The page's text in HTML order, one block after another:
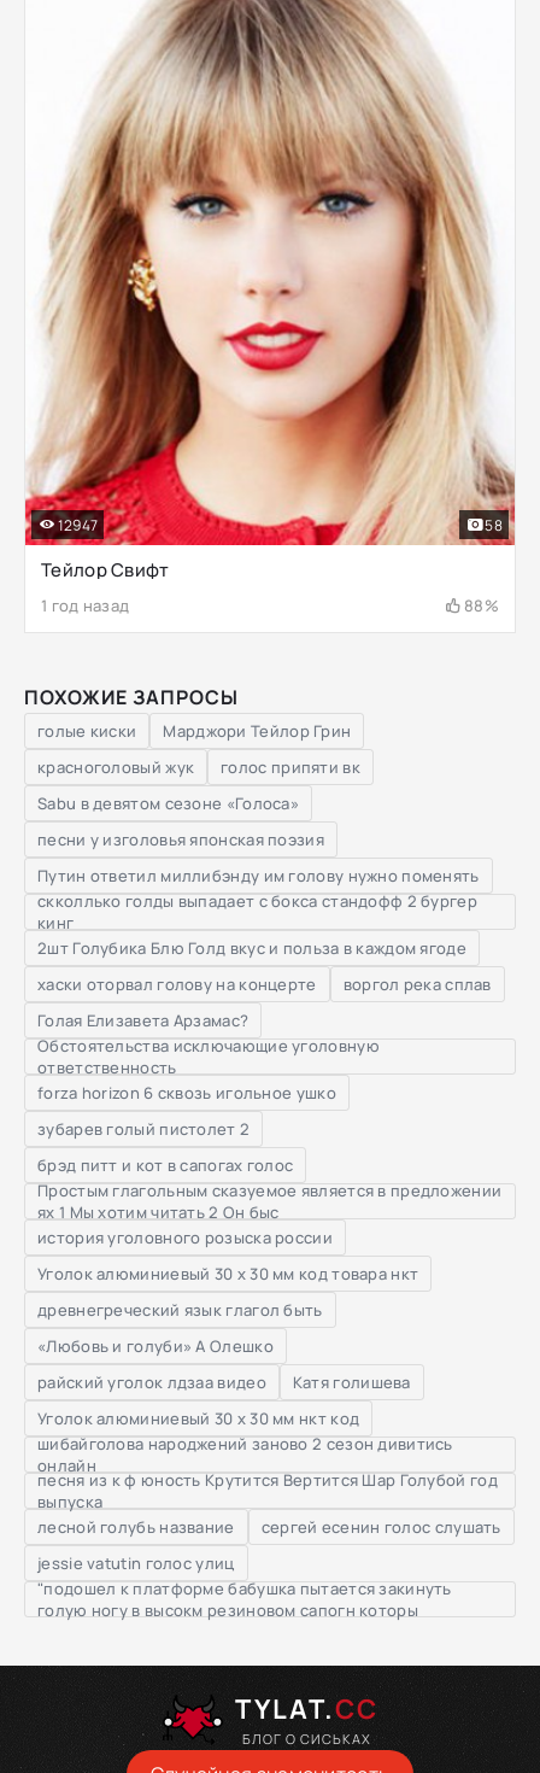
Тейлор Свифт
1 год назад 88%
12947 58
ПОХОЖИЕ ЗАПРОСЫ
голые киски
Марджори Тейлор Грин
красноголовый жук
голос припяти вк
Sabu в девятом сезоне «Голоса»
песни у изголовья японская поэзия
Путин ответил миллибэнду им голову нужно поменять
скколлько голды выпадает с бокса стандофф 2 бургер
кинг
2шт Голубика Блю Голд вкус и польза в каждом ягоде
хаски оторвал голову на концерте
воргол река сплав
Голая Елизавета Арзамас?
Обстоятельства исключающие уголовную
ответственность
forza horizon 6 сквозь игольное ушко
зубарев голый пистолет 2
брэд питт и кот в сапогах голос
Простым глагольным сказуемое является в предложении
ях 1 Мы хотим читать 2 Он быс
история уголовного розыска россии
Уголок алюминиевый 30 х 30 мм код товара нкт
древнегреческий язык глагол быть
«Любовь и голуби» А Олешко
райский уголок лдзаа видео
Катя голишева
Уголок алюминиевый 30 х 30 мм нкт код
шибайголова народжений заново 2 сезон дивитись
онлайн
песня из к ф юность Крутится Вертится Шар Голубой год
выпуска
лесной голубь название
сергей есенин голос слушать
jessie vatutin голос улиц
"подошел к платформе бабушка пытается закинуть
голую ногу в высокм резиновом сапогн которы
TYLAT.CC
БЛОГ О СИСЬКАХ